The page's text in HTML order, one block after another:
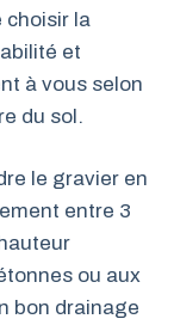
choisir la
et
à vous selon
du sol.
le gravier en
entre 3
ou aux
bon drainage